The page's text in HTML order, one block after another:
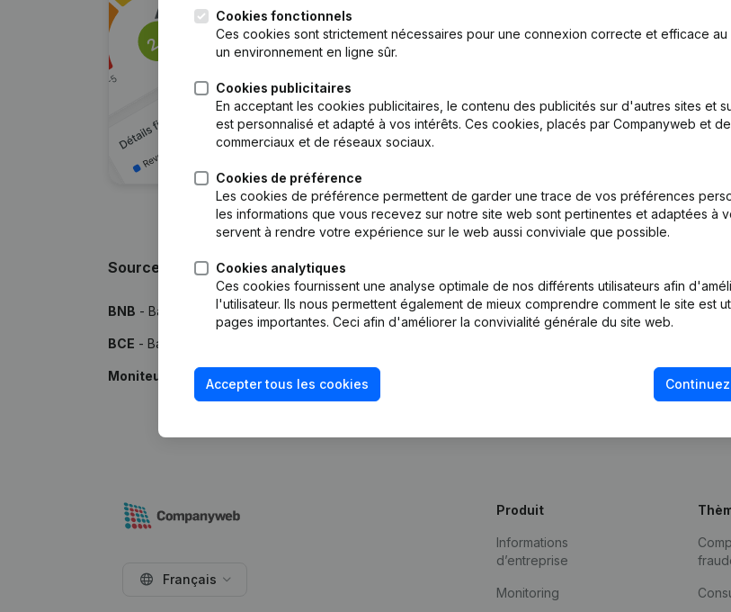
Essayer gratuitement Découvrir plus
Sources
BNB - Banque Nationale de Belgique
BCE - Banque-Carrefour des Entreprises
Moniteur - Publications par le Moniteur Belge
Cookies fonctionnels
Ces cookies sont strictement nécessaires pour une connexion correcte et efficace
un environnement en ligne sûr.
Cookies publicitaires
En acceptant les cookies publicitaires, le contenu des publicités sur d'autres sites et
est personnalisé et adapté à vos intérêts. Ces cookies, placés par Companyweb et
commerciaux et de réseaux sociaux.
Cookies de préférence
Les cookies de préférence permettent de garder une trace de vos préférences
les informations que vous recevez sur notre site web sont pertinentes et adaptées à
servent à rendre votre expérience sur le web aussi conviviale que possible.
Cookies analytiques
Ces cookies fournissent une analyse optimale de nos différents utilisateurs afin
l'utilisateur. Ils nous permettent également de mieux comprendre comment le site est
pages importantes. Ceci afin d'améliorer la convivialité générale du site web.
Accepter tous les cookies
Français
Produit
Informations
d’entreprise
Monitoring